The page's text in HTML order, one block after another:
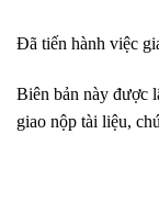
Đã tiến hành việc
Biên bản này được
giao nộp tài liệu,